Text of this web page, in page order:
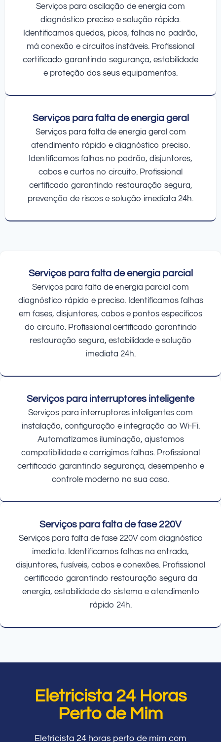
Serviços para oscilação de energia com
diagnóstico preciso e solução rápida.
Identificamos quedas, picos, falhas no padrão,
má conexão e circuitos instáveis. Profissional
certificado garantindo segurança, estabilidade
e proteção dos seus equipamentos.
Serviços para falta de energia geral
Serviços para falta de energia geral com
atendimento rápido e diagnóstico preciso.
Identificamos falhas no padrão, disjuntores,
cabos e curtos no circuito. Profissional
certificado garantindo restauração segura,
prevenção de riscos e solução imediata 24h.
Serviços para falta de energia parcial
Serviços para falta de energia parcial com
diagnóstico rápido e preciso. Identificamos falhas
em fases, disjuntores, cabos e pontos específicos
do circuito. Profissional certificado garantindo
restauração segura, estabilidade e solução
imediata 24h.
Serviços para interruptores inteligente
Serviços para interruptores inteligentes com
instalação, configuração e integração ao Wi-Fi.
Automatizamos iluminação, ajustamos
compatibilidade e corrigimos falhas. Profissional
certificado garantindo segurança, desempenho e
controle moderno na sua casa.
Serviços para falta de fase 220V
Serviços para falta de fase 220V com diagnóstico
imediato. Identificamos falhas na entrada,
disjuntores, fusíveis, cabos e conexões. Profissional
certificado garantindo restauração segura da
energia, estabilidade do sistema e atendimento
rápido 24h.
Eletricista 24 Horas
Perto de Mim
Eletricista 24 horas perto de mim com